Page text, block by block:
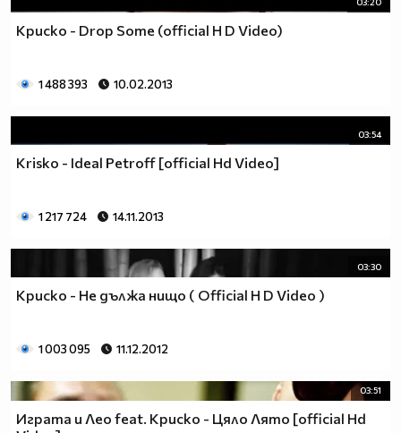
Криско - Drop Some (official H D Video)
1 488 393 10.02.2013
03:54
Krisko - Ideal Petroff [official Hd Video]
1 217 724 14.11.2013
03:30
Криско - Не дължа нищо ( Official H D Video )
1 003 095 11.12.2012
03:51
Играта и Лео feat. Криско - Цяло Лято [official Hd